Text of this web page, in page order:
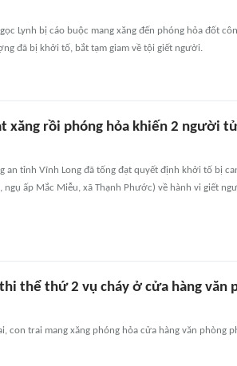
Lynh bị cáo buộc mang xăng đến phóng hỏa đốt
đã bị khởi tố, bắt tạm giam về tội giết người.
xăng rồi phóng hỏa khiến 2 người
an tỉnh Vĩnh Long đã tống đạt quyết định khởi tố bị
ngụ ấp Mắc Miễu, xã Thạnh Phước) về hành vi giết
thể thứ 2 vụ cháy ở cửa hàng văn
con trai mang xăng phóng hỏa cửa hàng văn phòng